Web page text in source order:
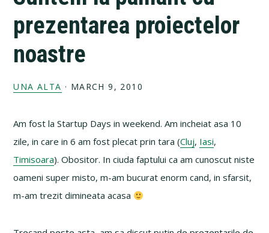
prezentarea proiectelor
noastre
UNA ALTA · MARCH 9, 2010
Am fost la Startup Days in weekend. Am incheiat asa 10
zile, in care in 6 am fost plecat prin tara (Cluj, Iasi,
Timisoara). Obositor. In ciuda faptului ca am cunoscut niste
oameni super misto, m-am bucurat enorm cand, in sfarsit,
m-am trezit dimineata acasa